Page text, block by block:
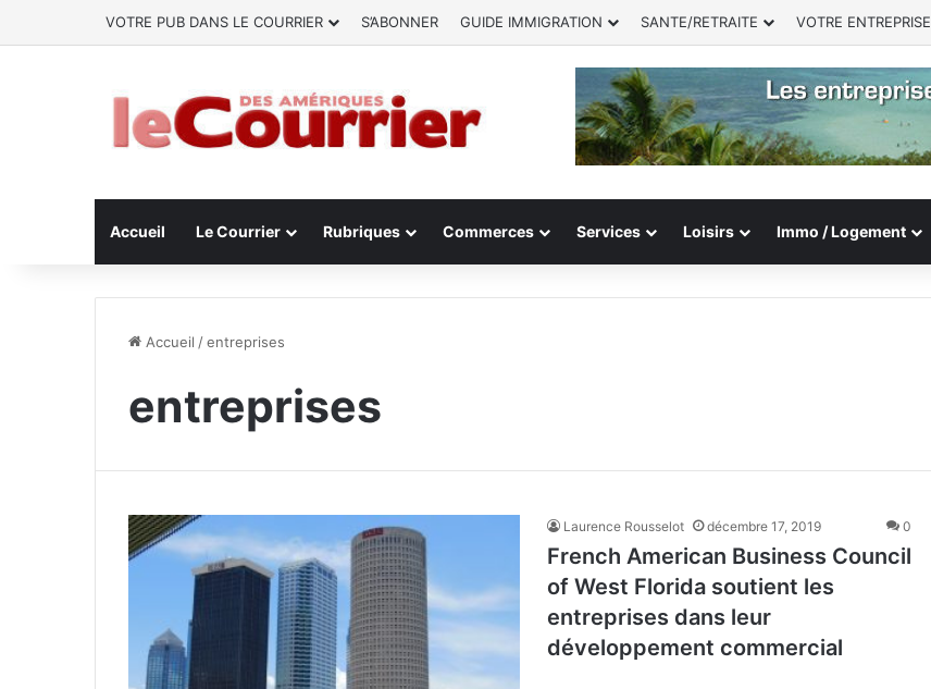
VOTRE PUB DANS LE COURRIER S’ABONNER GUIDE IMMIGRATION SANTE/RETRAITE VOTRE ENTREPRISE
Accueil Le Courrier Rubriques Commerces Services Loisirs Immo / Logement
Accueil /entreprises
entreprises
Laurence Rousselot décembre 17, 2019 0
French American Business Council
of West Florida soutient les
entreprises dans leur
développement commercial